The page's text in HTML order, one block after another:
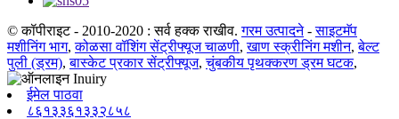
© कॉपीराइट - 2010-2020 : सर्व हक्क राखीव. गरम उत्पादने-साइटमॅप
मशीनिंग भाग,कोळसा वॉशिंग सेंट्रीफ्यूज चाळणी,खाण स्क्रीनिंग मशीन,बेल्ट
पुली (ड्रम),बास्केट प्रकार सेंट्रीफ्यूज,चुंबकीय पृथक्करण ड्रम घटक,
ईमेल पाठवा
८६१३३६१३३२८५८